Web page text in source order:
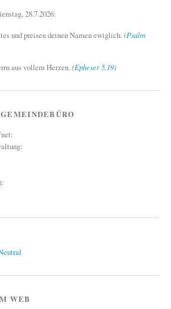
28.7.2026:
und preisen deinen Namen ewiglich.(Psalm
aus vollem Herzen.(Epheser 5,19)
WEB